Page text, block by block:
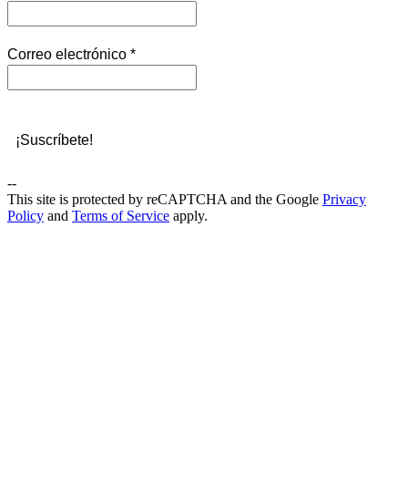
Correo electrónico *
--
This site is protected by reCAPTCHA and the Google Privacy
Policy and Terms of Service apply.